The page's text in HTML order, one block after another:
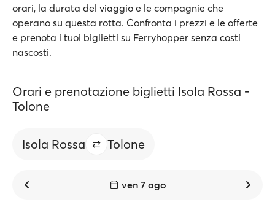
orari, la durata del viaggio e le compagnie che
operano su questa rotta. Confronta i prezzi e le offerte
e prenota i tuoi biglietti su Ferryhopper senza costi
nascosti.
Orari e prenotazione biglietti Isola Rossa -
Tolone
Isola Rossa Tolone
ven 7 ago